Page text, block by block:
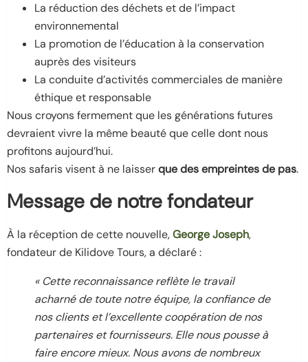
La réduction des déchets et de l’impact
environnemental
La promotion de l’éducation à la conservation
auprès des visiteurs
La conduite d’activités commerciales de manière
éthique et responsable
Nous croyons fermement que les générations futures
devraient vivre la même beauté que celle dont nous
profitons aujourd’hui.
Nos safaris visent à ne laisserque des empreintes de pas.
Message de notre fondateur
À la réception de cette nouvelle,George Joseph,
fondateur de Kilidove Tours, a déclaré :
« Cette reconnaissance reflète le travail
acharné de toute notre équipe, la confiance de
nos clients et l’excellente coopération de nos
partenaires et fournisseurs. Elle nous pousse à
faire encore mieux. Nous avons de nombreux